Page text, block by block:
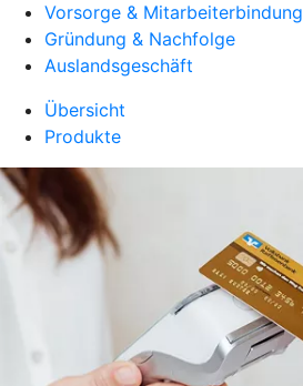
Vorsorge & Mitarbeiterbindung
Gründung & Nachfolge
Auslandsgeschäft
Übersicht
Produkte